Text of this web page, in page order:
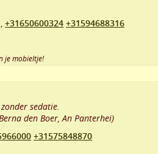
+31650600324 +31594688316
je mobieltje!
sedatie.
den Boer, An Panterhei)
+31575848870